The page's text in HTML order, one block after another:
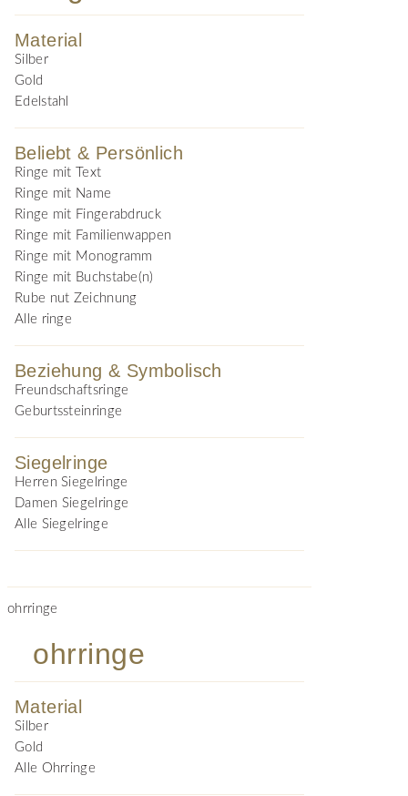
Material
Silber
Gold
Edelstahl
Beliebt & Persönlich
Ringe mit Text
Ringe mit Name
Ringe mit Fingerabdruck
Ringe mit Familienwappen
Ringe mit Monogramm
Ringe mit Buchstabe(n)
Rube nut Zeichnung
Alle ringe
Beziehung & Symbolisch
Freundschaftsringe
Geburtssteinringe
Siegelringe
Herren Siegelringe
Damen Siegelringe
Alle Siegelringe
ohrringe
ohrringe
Material
Silber
Gold
Alle Ohrringe